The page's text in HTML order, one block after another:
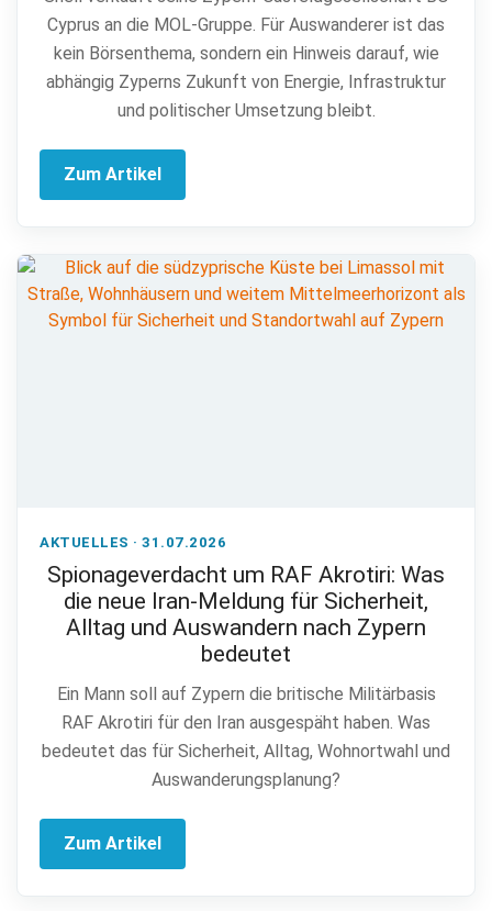
Cyprus an die MOL-Gruppe. Für Auswanderer ist das
kein Börsenthema, sondern ein Hinweis darauf, wie
abhängig Zyperns Zukunft von Energie, Infrastruktur
und politischer Umsetzung bleibt.
Zum Artikel
AKTUELLES · 31.07.2026
Spionageverdacht um RAF Akrotiri: Was
die neue Iran-Meldung für Sicherheit,
Alltag und Auswandern nach Zypern
bedeutet
Ein Mann soll auf Zypern die britische Militärbasis
RAF Akrotiri für den Iran ausgespäht haben. Was
bedeutet das für Sicherheit, Alltag, Wohnortwahl und
Auswanderungsplanung?
Zum Artikel